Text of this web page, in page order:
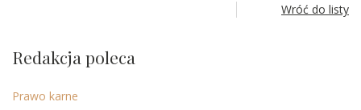
Wróć do listy
Redakcja poleca
Prawo karne